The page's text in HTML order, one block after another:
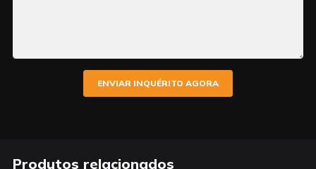
ENVIAR INQUÉRITO AGORA
Produtos relacionados